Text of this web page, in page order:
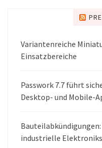
Variantenreiche
Einsatzbereiche
Passwork 7.7 führt
Desktop- und Mobile-
industrielle